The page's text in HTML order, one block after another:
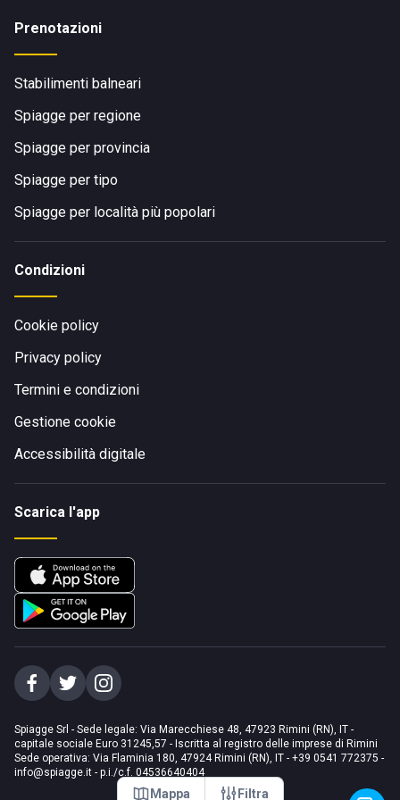
Mappa Filtra
Prenotazioni
Stabilimenti balneari
Spiagge per regione
Spiagge per provincia
Spiagge per tipo
Spiagge per località più popolari
Condizioni
Cookie policy
Privacy policy
Termini e condizioni
Gestione cookie
Accessibilità digitale
Scarica l'app
Spiagge Srl - Sede legale: Via Marecchiese 48, 47923 Rimini (RN), IT -
capitale sociale Euro 31245,57 - Iscritta al registro delle imprese di Rimini
Sede operativa: Via Flaminia 180, 47924 Rimini (RN), IT - +39 0541 772375 -
info@spiagge.it - p.i./c.f. 04536640404